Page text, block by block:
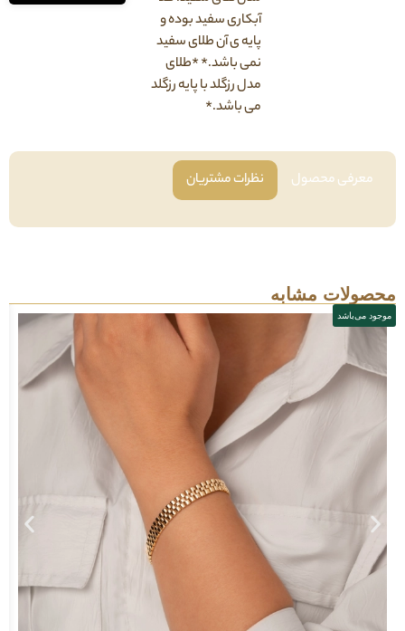
آبکاری سفید بوده و
پایه ی آن طلای سفید
نمی باشد.* *طلای
مدل رزگلد با پایه رزگلد
می باشد.*
موجود
مشابه
محصول نظرات مشتریان